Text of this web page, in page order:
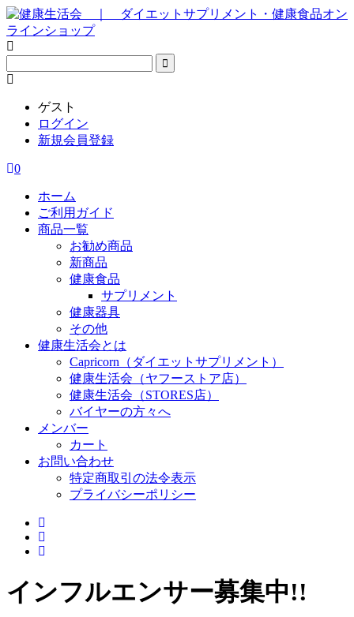
ゲスト
ログイン
新規会員登録
0
ホーム
ご利用ガイド
商品一覧
お勧め商品
新商品
健康食品
サプリメント
健康器具
その他
健康生活会とは
Capricorn（ダイエットサプリメント）
健康生活会（ヤフーストア店）
健康生活会（STORES店）
バイヤーの方々へ
メンバー
カート
お問い合わせ
特定商取引の法令表示
プライバシーポリシー
インフルエンサー募集中!!